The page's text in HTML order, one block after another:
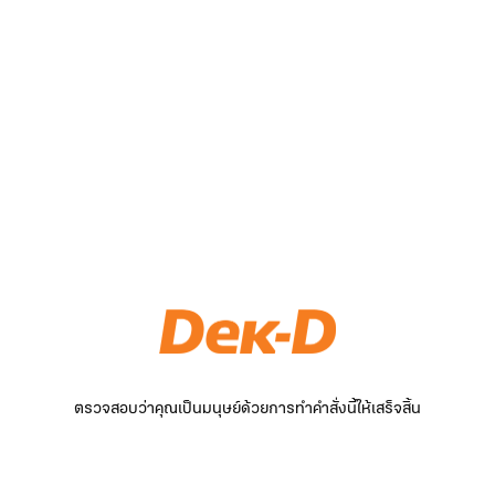
ตรวจสอบว่าคุณเป็นมนุษย์ด้วยการทำคำสั่งนี้ให้เสร็จสิ้น